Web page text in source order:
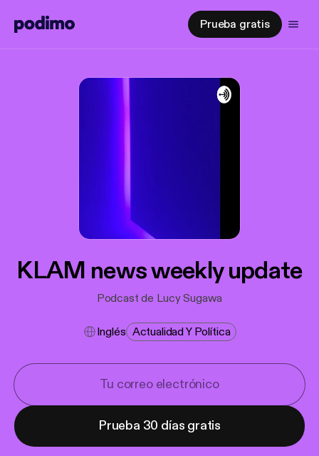
Prueba gratis
KLAM news weekly update
Podcast de Lucy Sugawa
Inglés Actualidad Y Política
Prueba 30 días gratis